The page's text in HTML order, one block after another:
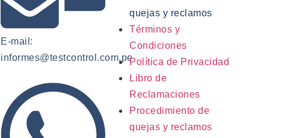
E-mail:
informes@testcontrol.com.pe
quejas y reclamos
Términos y
Condiciones
Política de Privacidad
Libro de
Reclamaciones
Procedimiento de
quejas y reclamos